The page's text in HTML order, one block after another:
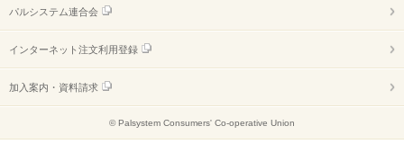
パルシステム連合会
インターネット注文利用登録
加入案内・資料請求
© Palsystem Consumers' Co-operative Union